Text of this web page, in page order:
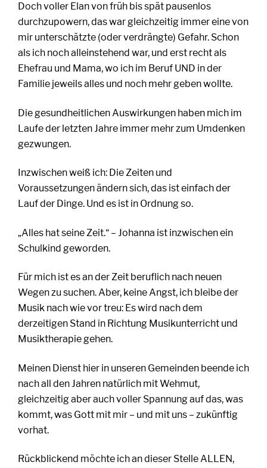
Doch voller Elan von früh bis spät pausenlos
durchzupowern, das war gleichzeitig immer eine von
mir unterschätzte (oder verdrängte) Gefahr. Schon
als ich noch alleinstehend war, und erst recht als
Ehefrau und Mama, wo ich im Beruf UND in der
Familie jeweils alles und noch mehr geben wollte.
Die gesundheitlichen Auswirkungen haben mich im
Laufe der letzten Jahre immer mehr zum Umdenken
gezwungen.
Inzwischen weiß ich: Die Zeiten und
Voraussetzungen ändern sich, das ist einfach der
Lauf der Dinge. Und es ist in Ordnung so.
„Alles hat seine Zeit.“ – Johanna ist inzwischen ein
Schulkind geworden.
Für mich ist es an der Zeit beruflich nach neuen
Wegen zu suchen. Aber, keine Angst, ich bleibe der
Musik nach wie vor treu: Es wird nach dem
derzeitigen Stand in Richtung Musikunterricht und
Musiktherapie gehen.
Meinen Dienst hier in unseren Gemeinden beende ich
nach all den Jahren natürlich mit Wehmut,
gleichzeitig aber auch voller Spannung auf das, was
kommt, was Gott mit mir – und mit uns – zukünftig
vorhat.
Rückblickend möchte ich an dieser Stelle ALLEN,